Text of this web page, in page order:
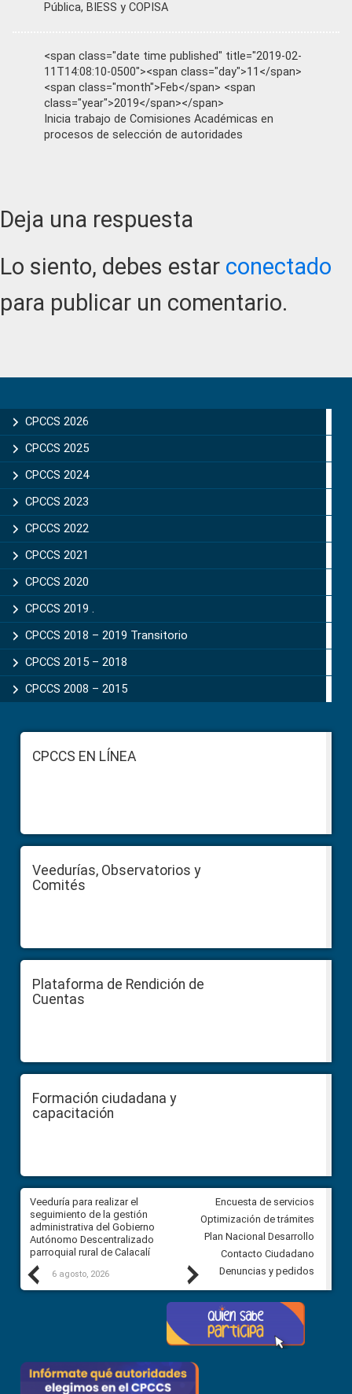
Pública, BIESS y COPISA
<span class="date time published" title="2019-02-
11T14:08:10-0500"><span class="day">11</span>
<span class="month">Feb</span> <span
class="year">2019</span></span>
Inicia trabajo de Comisiones Académicas en
procesos de selección de autoridades
Reader
Interactions
Deja una respuesta
Lo siento, debes estar conectado
para publicar un comentario.
Sidebar
CPCCS 2026
CPCCS 2025
CPCCS 2024
CPCCS 2023
CPCCS 2022
CPCCS 2021
CPCCS 2020
CPCCS 2019 .
CPCCS 2018 – 2019 Transitorio
CPCCS 2015 – 2018
CPCCS 2008 – 2015
FooterCPCCS EN LÍNEA
Veedurías, Observatorios y
Comités
Plataforma de Rendición de
Cuentas
Formación ciudadana y
capacitación
Previous
Veeduría para realizar el
seguimiento de la gestión
administrativa del Gobierno
Autónomo Descentralizado
parroquial rural de Calacalí
6 agosto, 2026
Veeduría para vigilar los
derivados de la Audiencia
comunidad Urbina, parroquia
Carolina
5 agosto, 2026
Next
Encuesta de servicios
Optimización de trámites
Plan Nacional Desarrollo
Contacto Ciudadano
Denuncias y pedidos